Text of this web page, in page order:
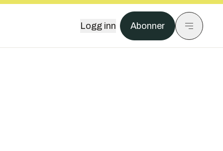
Logg inn Abonner